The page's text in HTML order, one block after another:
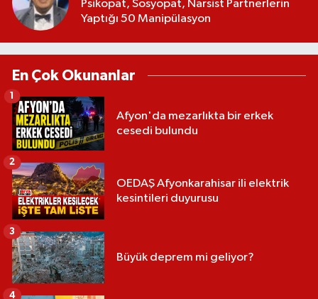
Psikopat, Sosyopat, Narsist Partnerlerin
Yaptığı 50 Manipülasyon
En Çok Okunanlar
Afyon'da mezarlıkta bir erkek
cesedi bulundu
1
OEDAŞ Afyonkarahisar ili elektrik
kesintileri duyurusu
2
Büyük deprem mi geliyor?
3
4